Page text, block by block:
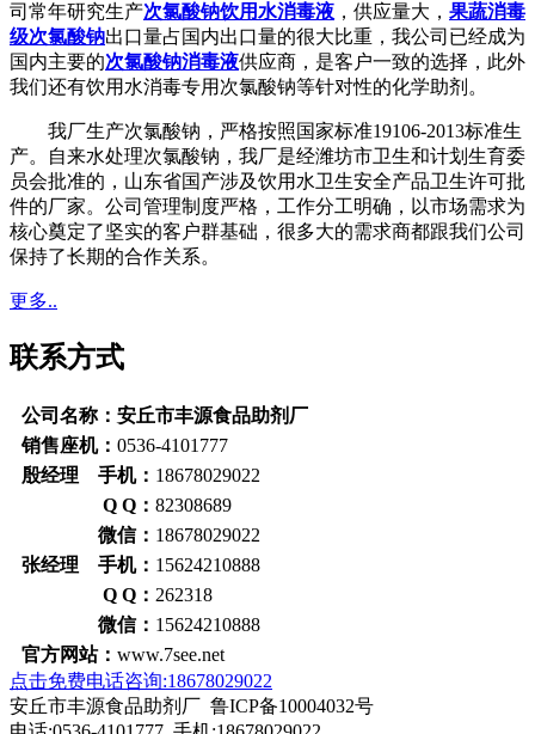
司常年研究生产次氯酸钠饮用水消毒液 ，供应量大， 果蔬消毒
级次氯酸钠出口量占国内出口量的很大比重，我公司已经成为
国内主要的次氯酸钠消毒液供应商，是客户一致的选择，此外
我们还有饮用水消毒专用次氯酸钠等针对性的化学助剂。
我厂生产次氯酸钠，严格按照国家标准19106-2013标准生
产。自来水处理次氯酸钠，我厂是经潍坊市卫生和计划生育委
员会批准的，山东省国产涉及饮用水卫生安全产品卫生许可批
件的厂家。公司管理制度严格，工作分工明确，以市场需求为
核心奠定了坚实的客户群基础，很多大的需求商都跟我们公司
保持了长期的合作关系。
更多..
联系方式
公司名称：安丘市丰源食品助剂厂
销售座机： 0536-4101777
殷经理 手机： 18678029022
Q Q： 82308689
微信： 18678029022
张经理 手机： 15624210888
Q Q： 262318
微信： 15624210888
官方网站： www.7see.net
点击免费电话咨询:18678029022
安丘市丰源食品助剂厂 鲁ICP备10004032号